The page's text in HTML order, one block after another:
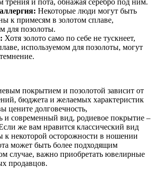
Некоторые люди могут быть
к примесям в золотом сплаве,
для позолоты.
Хотя золото само по себе не тускнеет,
используемом для позолоты, могут
покрытием и позолотой зависит от
бюджета и желаемых характеристик
цените долговечность,
и современный вид, родиевое покрытие –
же вам нравится классический вид
к некоторой осторожности в ношении
может быть более подходящим
случае, важно приобретать ювелирные
продавцов.